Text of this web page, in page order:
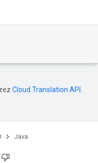
Cloud Translation API
Java